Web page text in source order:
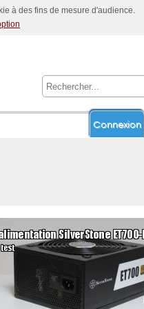
à des fins de mesure d'audience.
Connexion